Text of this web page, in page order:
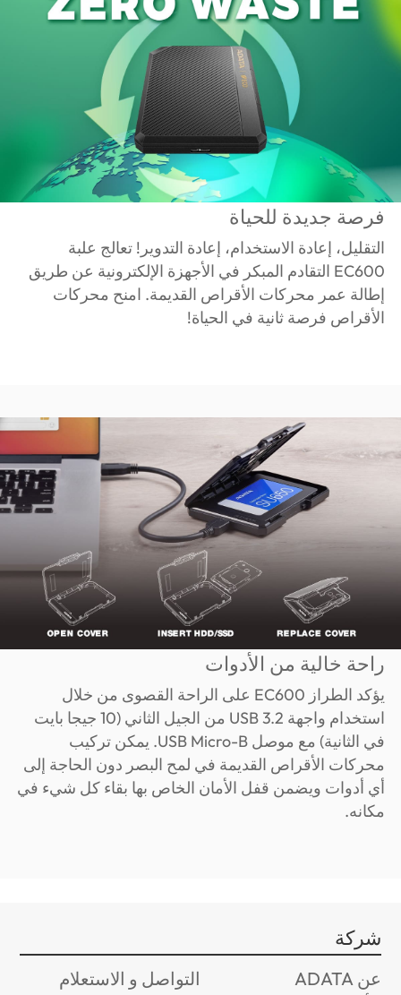
فرصة جديدة للحياة
التقليل، إعادة الاستخدام، إعادة التدوير! تعالج علبة
EC600 التقادم المبكر في الأجهزة الإلكترونية عن طريق
إطالة عمر محركات الأقراص القديمة. امنح محركات
الأقراص فرصة ثانية في الحياة!
راحة خالية من الأدوات
يؤكد الطراز EC600 على الراحة القصوى من خلال
استخدام واجهة USB 3.2 من الجيل الثاني (10 جيجا بايت
في الثانية) مع موصل USB Micro-B. يمكن تركيب
محركات الأقراص القديمة في لمح البصر دون الحاجة إلى
أي أدوات ويضمن قفل الأمان الخاص بها بقاء كل شيء في
مكانه.
شركة
عن ADATA
التواصل و الاستعلام